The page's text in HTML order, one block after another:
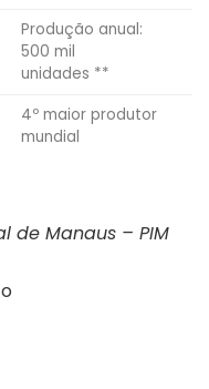
Produção anual:
500 mil
unidades **
4º maior produtor
mundial
de Manaus – PIM